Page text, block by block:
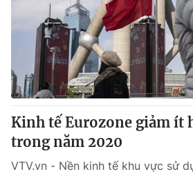
THỜI BÁO VTV
Theo dõi báo trên
Cơ quan chủ quản:
Đài Truyền hình Việt
Cơ quan báo chí:
Thời báo VTV
Giấy phép hoạt động báo in và báo
cấp ngày 29/12/2023
Kinh tế Eurozone giảm ít
trong năm 2020
VTV.vn - Nền kinh tế khu vực sử